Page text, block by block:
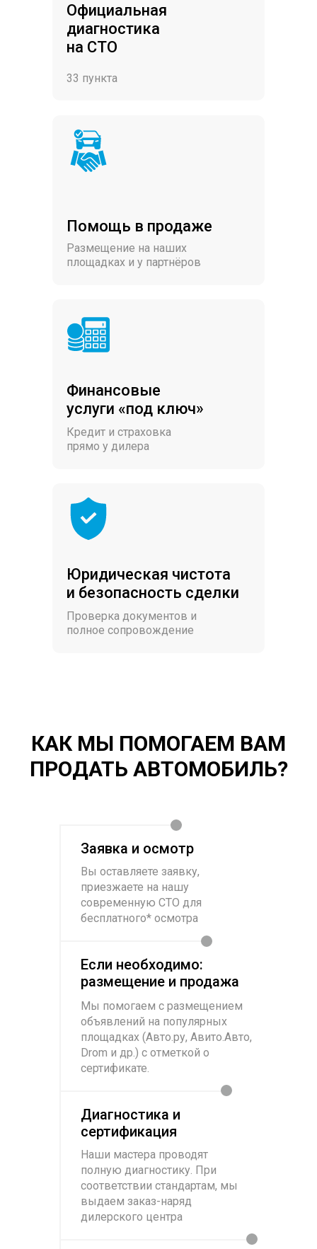
Официальная
диагностика
на СТО
33 пункта
Финансовые
услуги «под ключ»
Юридическая чистота
и безопасность сделки
Кредит и страховка
прямо у дилера
Проверка документов и
полное сопровождение
Помощь в продаже
Размещение на наших
площадках и у партнёров
КАК МЫ ПОМОГАЕМ ВАМ
ПРОДАТЬ АВТОМОБИЛЬ?
Мы помогаем с размещением
объявлений на популярных
площадках (Авто.ру, Авито.Авто,
Drom и др.) с отметкой о
сертификате.
Если необходимо:
размещение и продажа
Наши мастера проводят
полную диагностику. При
соответствии стандартам, мы
выдаем заказ-наряд
дилерского центра
Диагностика и
сертификация
Вы оставляете заявку,
приезжаете на нашу
современную СТО для
бесплатного* осмотра
Заявка и осмотр